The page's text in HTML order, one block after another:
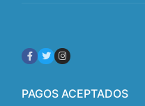
PAGOS ACEPTADOS